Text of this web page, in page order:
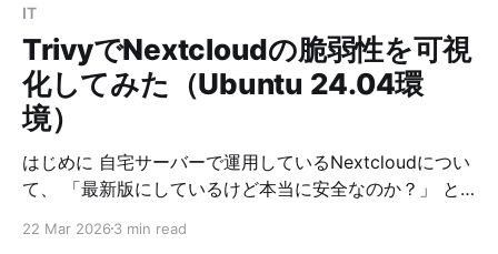
IT
TrivyでNextcloudの脆弱性を可視
化してみた（Ubuntu 24.04環
境）
はじめに 自宅サーバーで運用しているNextcloudについ
て、 「最新版にしているけど本当に安全なのか？」 と
行ってみました。 今回は以下の構成を対象としていま
22 Mar 2026 3 min read